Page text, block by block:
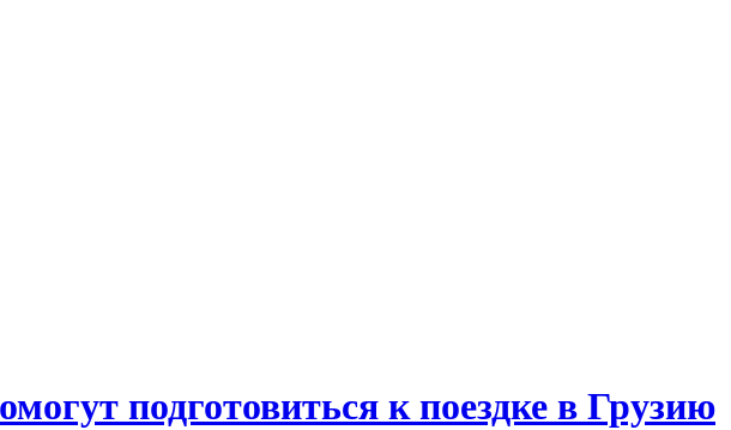
подготовиться к поездке в Грузию